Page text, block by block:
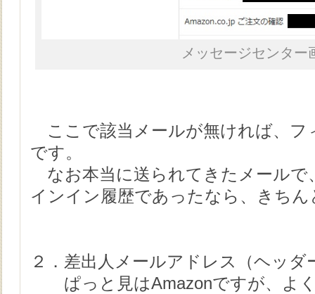
メッセージセンター
ここで該当メールが無ければ、フ
です。
なお本当に送られてきたメールで
インイン履歴であったなら、きち
２．差出人メールアドレス（ヘッダ
ぱっと見はAmazonですが、よ